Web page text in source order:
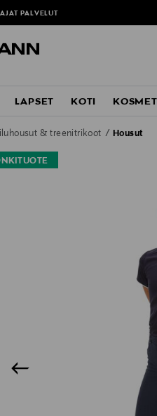
PALVELUT
LAPSET KOTI
& treenitrikoot Housut